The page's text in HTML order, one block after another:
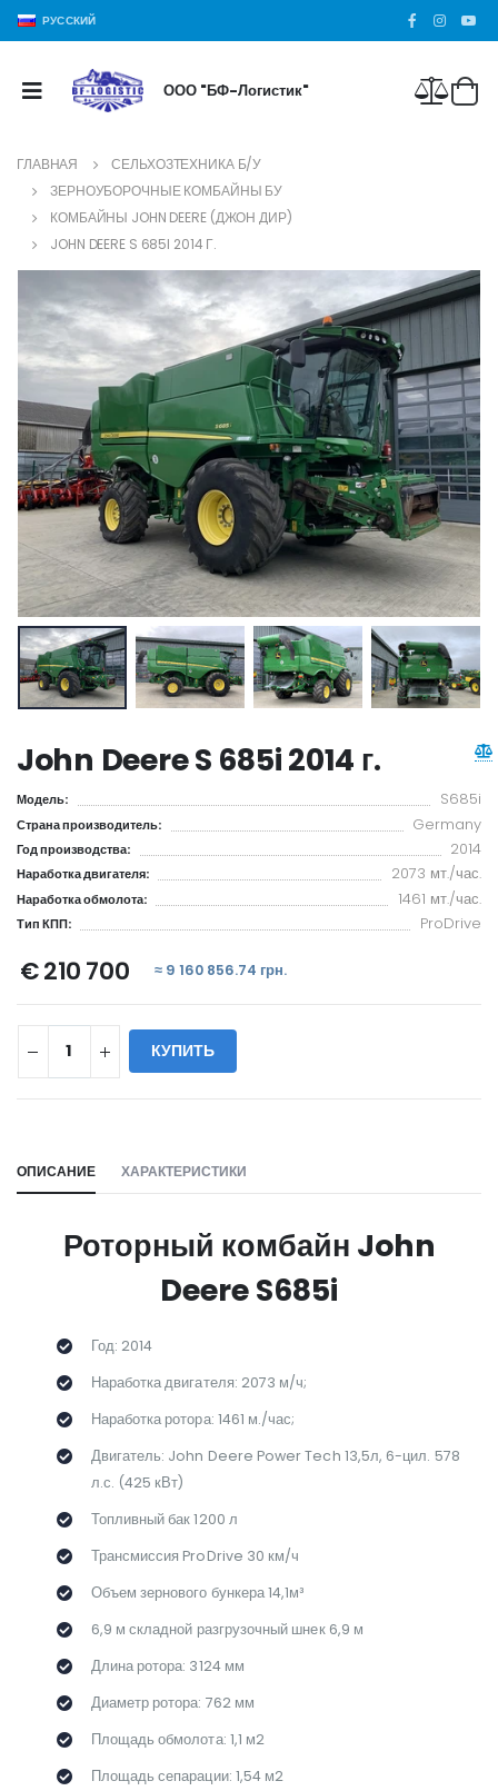
РУССКИЙ
ООО "БФ-Логистик"
ГЛАВНАЯ
СЕЛЬХОЗТЕХНИКА Б/У
ЗЕРНОУБОРОЧНЫЕ КОМБАЙНЫ БУ
КОМБАЙНЫ JOHN DEERE (ДЖОН ДИР)
JOHN DEERE S 685I 2014 Г.
John Deere S 685i 2014 г.
Модель: S685i
Страна производитель: Germany
Год производства: 2014
Наработка двигателя: 2073 мт./час.
Наработка обмолота: 1461 мт./час.
Тип КПП: ProDrive
€ 210 700 ≈ 9 160 856.74 грн.
КУПИТЬ
ОПИСАНИЕ ХАРАКТЕРИСТИКИ
Роторный комбайн John
Deere S685i
Год: 2014
Наработка двигателя: 2073 м/ч;
Наработка ротора: 1461 м./час;
Двигатель: John Deere Power Tech 13,5л, 6-цил. 578
л.с. (425 кВт)
Топливный бак 1200 л
Трансмиссия ProDrive 30 км/ч
Объем зернового бункера 14,1м³
6,9 м складной разгрузочный шнек 6,9 м
Длина ротора: 3124 мм
Диаметр ротора: 762 мм
Площадь обмолота: 1,1 м2
Площадь сепарации: 1,54 м2